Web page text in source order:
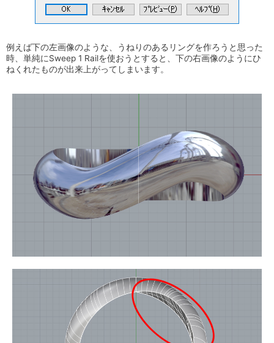
例えば下の左画像のような、うねりのあるリングを作ろうと思った
時、単純にSweep 1 Railを使おうとすると、下の右画像のようにひ
ねくれたものが出来上がってしまいます。